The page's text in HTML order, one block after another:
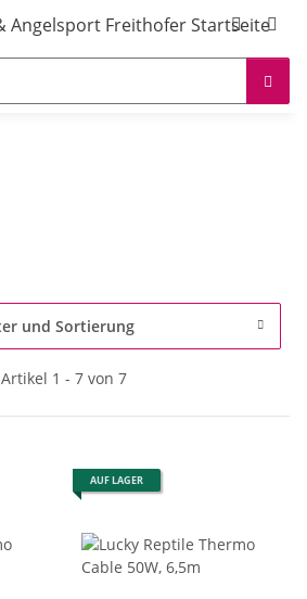
und Sortierung
Artikel 1 - 7 von 7
AUF LAGER